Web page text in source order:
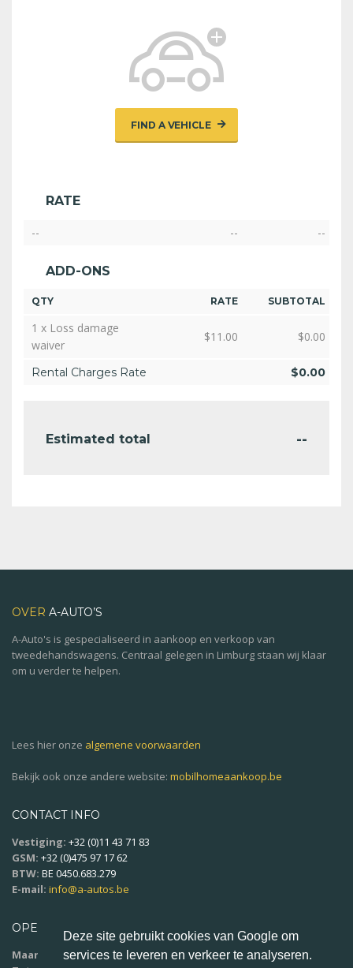
FIND A VEHICLE
RATE
-- -- --
ADD-ONS
QTY RATE SUBTOTAL
1 x Loss damage
waiver
$11.00 $0.00
Rental Charges Rate $0.00
Estimated total --
OVER A-AUTO’S
A-Auto's is gespecialiseerd in aankoop en verkoop van
tweedehandswagens. Centraal gelegen in Limburg staan wij klaar
om u verder te helpen.
Lees hier onze algemene voorwaarden
Bekijk ook onze andere website: mobilhomeaankoop.be
CONTACT INFO
Vestiging: +32 (0)11 43 71 83
GSM: +32 (0)475 97 17 62
BTW: BE 0450.683.279
E-mail: info@a-autos.be
OPENINGSUREN
Maandag - vrijdag: 9u00 - 18u00
Deze site gebruikt cookies van Google om
services te leveren en verkeer te analyseren.